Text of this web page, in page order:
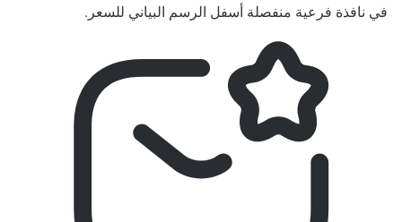
في نافذة فرعية منفصلة أسفل الرسم البياني للسعر.